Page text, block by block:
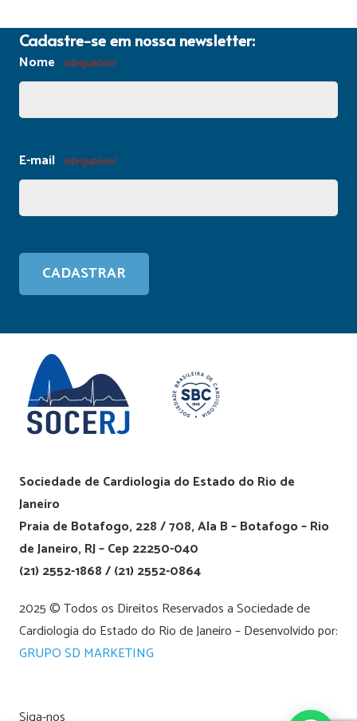
Cadastre-se em nossa newsletter:
Nome (obrigatório)
E-mail (obrigatório)
Sociedade de Cardiologia do Estado do Rio de
Janeiro
Praia de Botafogo, 228 / 708, Ala B – Botafogo – Rio
de Janeiro, RJ – Cep 22250-040
(21) 2552-1868 / (21) 2552-0864
2025 © Todos os Direitos Reservados a Sociedade de
Cardiologia do Estado do Rio de Janeiro – Desenvolvido por:
GRUPO SD MARKETING